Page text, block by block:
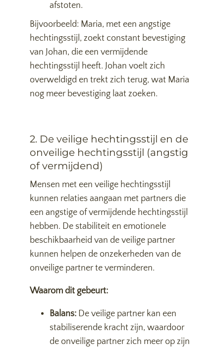
afstoten.
Bijvoorbeeld: Maria, met een angstige
hechtingsstijl, zoekt constant bevestiging
van Johan, die een vermijdende
hechtingsstijl heeft. Johan voelt zich
overweldigd en trekt zich terug, wat Maria
nog meer bevestiging laat zoeken.
2. De veilige hechtingsstijl en de
onveilige hechtingsstijl (angstig
of vermijdend)
Mensen met een veilige hechtingsstijl
kunnen relaties aangaan met partners die
een angstige of vermijdende hechtingsstijl
hebben. De stabiliteit en emotionele
beschikbaarheid van de veilige partner
kunnen helpen de onzekerheden van de
onveilige partner te verminderen.
Waarom dit gebeurt:
Balans: De veilige partner kan een
stabiliserende kracht zijn, waardoor
de onveilige partner zich meer op zijn